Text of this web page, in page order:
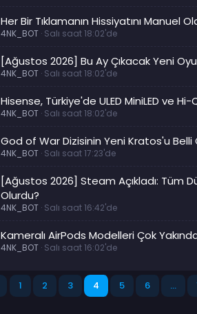
Her Bir Tıklamanın Hissiyatını
4NK_BOT Salı saat 18:02'de
[Ağustos 2026] Bu Ay Çıkacak Yeni
4NK_BOT Salı saat 18:02'de
Hisense, Türkiye'de ULED MiniLED ve
4NK_BOT Salı saat 18:02'de
God of War Dizisinin Yeni Kratos'u Belli
4NK_BOT Salı saat 17:23'de
[Ağustos 2026] Steam Açıkladı: Tüm
Olurdu?
4NK_BOT Salı saat 16:42'de
Kameralı AirPods Modelleri Çok
4NK_BOT Salı saat 16:02'de
1 2 3 4 5 6 …